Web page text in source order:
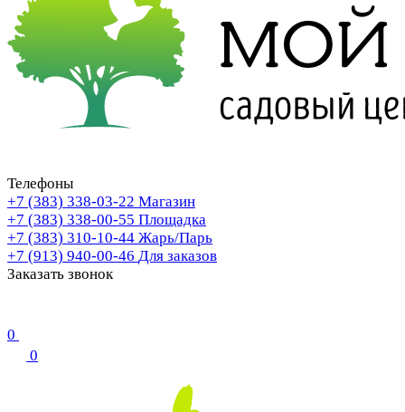
Телефоны
+7 (383) 338-03-22 Магазин
+7 (383) 338-00-55 Площадка
+7 (383) 310-10-44 Жарь/Парь
+7 (913) 940-00-46 Для заказов
Заказать звонок
0
0